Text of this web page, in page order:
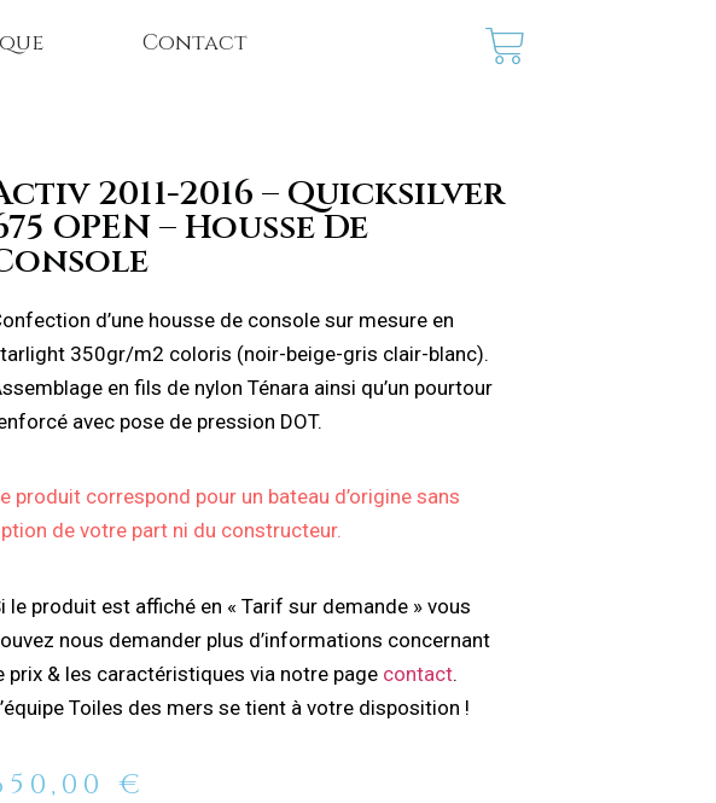
Contact
2011-2016 – Quicksilver
OPEN – Housse De
d’une housse de console sur mesure en
350gr/m2 coloris (noir-beige-gris clair-blanc).
en fils de nylon Ténara ainsi qu’un pourtour
avec pose de pression DOT.
produit correspond pour un bateau d’origine sans
de votre part ni du constructeur.
le produit est affiché en « Tarif sur demande » vous
nous demander plus d’informations concernant
prix & les caractéristiques via notre page contact.
Toiles des mers se tient à votre disposition !
€